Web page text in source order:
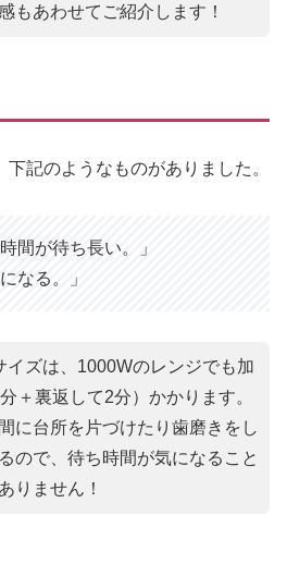
もあわせてご紹介します！
記のようなものがありました。
間が待ち長い。」
なる。」
イズは、1000Wのレンジでも加
＋裏返して2分）かかります。
に台所を片づけたり歯磨きをし
ので、待ち時間が気になること
りません！